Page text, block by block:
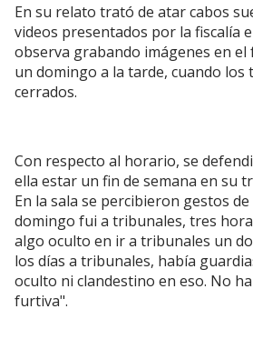
En su relato trató de atar cabos
videos presentados por la fiscalía
observa grabando imágenes en el
un domingo a la tarde, cuando los
cerrados.
Con respecto al horario, se
ella estar un fin de semana en su
En la sala se percibieron gestos de
domingo fui a tribunales, tres
algo oculto en ir a tribunales un
los días a tribunales, había
oculto ni clandestino en eso. No
furtiva".